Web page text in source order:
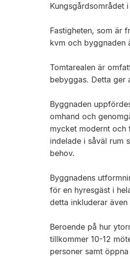
Kungsgårdsområdet
Fastigheten, som är
kvm och byggnaden
Tomtarealen är
bebyggas. Detta ger
Byggnaden
omhand och
mycket modernt och
indelade i såväl rum
behov.
Byggnadens
för en hyresgäst i
detta inkluderar
Beroende på hur
tillkommer 10-12
personer samt